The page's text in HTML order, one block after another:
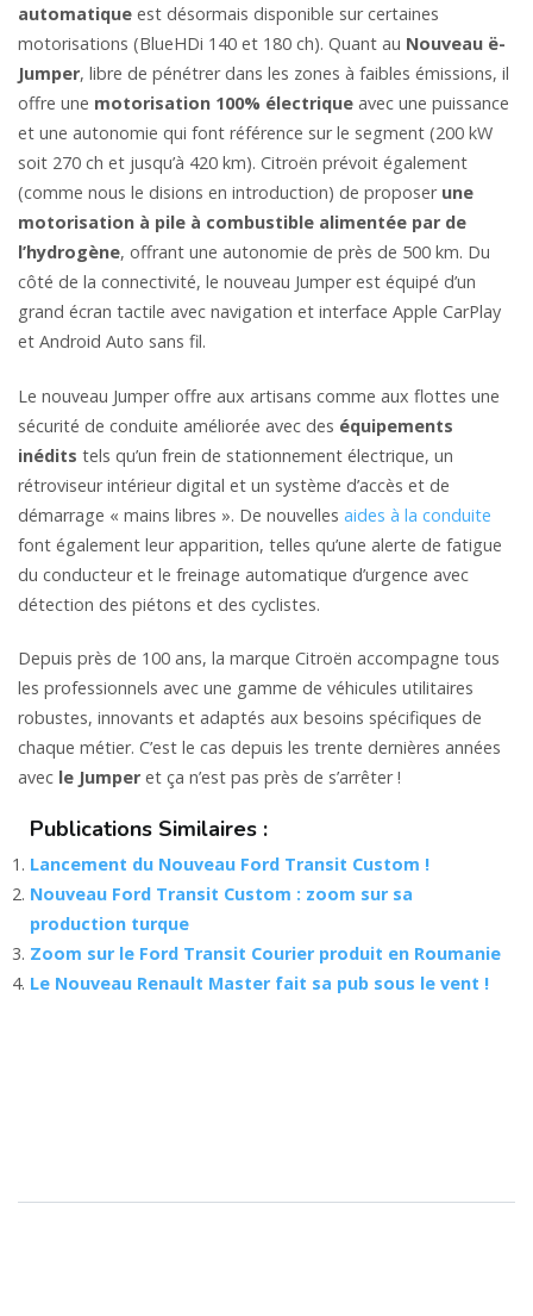
automatique est désormais disponible sur certaines
motorisations (BlueHDi 140 et 180 ch). Quant au Nouveau ë-
Jumper, libre de pénétrer dans les zones à faibles émissions, il
offre une motorisation 100% électrique avec une puissance
et une autonomie qui font référence sur le segment (200 kW
soit 270 ch et jusqu’à 420 km). Citroën prévoit également
(comme nous le disions en introduction) de proposer une
motorisation à pile à combustible alimentée par de
l’hydrogène, offrant une autonomie de près de 500 km. Du
côté de la connectivité, le nouveau Jumper est équipé d’un
grand écran tactile avec navigation et interface Apple CarPlay
et Android Auto sans fil.
Le nouveau Jumper offre aux artisans comme aux flottes une
sécurité de conduite améliorée avec des équipements
inédits tels qu’un frein de stationnement électrique, un
rétroviseur intérieur digital et un système d’accès et de
démarrage « mains libres ». De nouvelles aides à la conduite
font également leur apparition, telles qu’une alerte de fatigue
du conducteur et le freinage automatique d’urgence avec
détection des piétons et des cyclistes.
Depuis près de 100 ans, la marque Citroën accompagne tous
les professionnels avec une gamme de véhicules utilitaires
robustes, innovants et adaptés aux besoins spécifiques de
chaque métier. C’est le cas depuis les trente dernières années
avec le Jumper et ça n’est pas près de s’arrêter !
Publications Similaires :
Lancement du Nouveau Ford Transit Custom !
Nouveau Ford Transit Custom : zoom sur sa
production turque
Zoom sur le Ford Transit Courier produit en Roumanie
Le Nouveau Renault Master fait sa pub sous le vent !